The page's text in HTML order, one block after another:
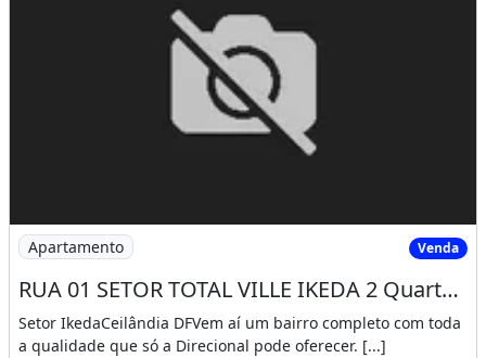
AUXILIAMOS PROCESSO DE OUTROS
BANCOS E FAZEMOS SIMULAÇÕES PARA
MELHOR LHE ATENDER
Fale conosco: 3542-1877 -
Churrasqueira
Piscina
Varanda
Área de serviço
Imagem: RUA 01 SETOR TOTAL VILLE IKEDA 2 Quartos
Apartamento Venda
RUA 01 SETOR TOTAL VILLE IKEDA 2 Quartos suíte Varanda 1 Vaga 50,35m² Lazer FGTS
Setor IkedaCeilândia DFVem aí um bairro completo com toda
a qualidade que só a Direcional pode oferecer. [...]